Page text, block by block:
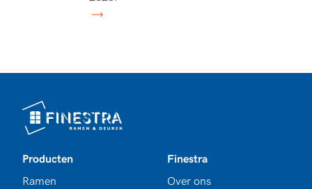
Producten
Ramen
Finestra
Over ons